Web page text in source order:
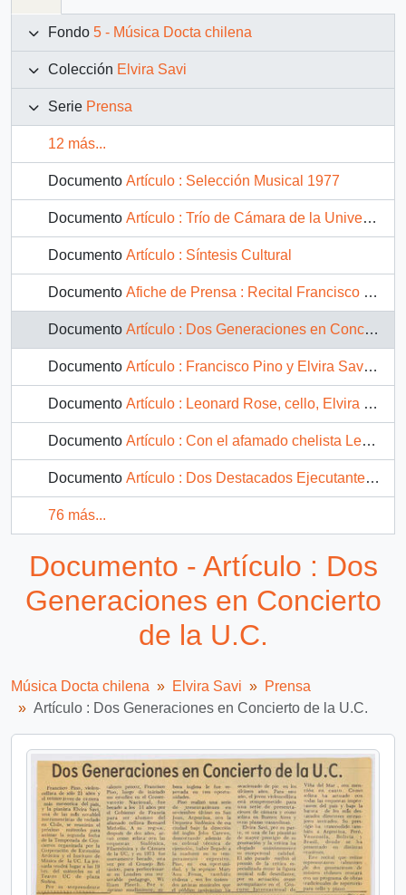
Fondo 5 - Música Docta chilena
Colección Elvira Savi
Serie Prensa
12 más...
Documento Artículo : Selección Musical 1977
Documento Artículo : Trío de Cámara de la Universidad de Chile
Documento Artículo : Síntesis Cultural
Documento Afiche de Prensa : Recital Francisco Pino (Violoncello) Elvira Savi (Piano) - Temporada de Conciertos 1977
Documento Artículo : Dos Generaciones en Concierto de la U.C.
Documento Artículo : Francisco Pino y Elvira Savi en el Teatro de la U.C.
Documento Artículo : Leonard Rose, cello, Elvira Savi, piano
Documento Artículo : Con el afamado chelista Leonard Rose y la pianista Elvira Savi continúa Temporada Internacional
Documento Artículo : Dos Destacados Ejecutantes se Darán Cita en el Oriente
76 más...
Documento - Artículo : Dos
Generaciones en Concierto
de la U.C.
Música Docta chilena Elvira Savi
Prensa
Artículo : Dos Generaciones en Concierto de la U.C.